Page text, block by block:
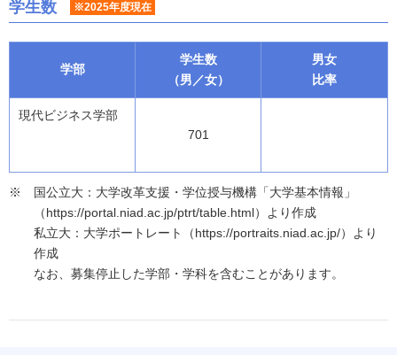
学生数 ※2025年度現在
学部
学生数
（男／女）
男女
比率
現代ビジネス学部
701
国公立大：大学改革支援・学位授与機構「大学基本情報」
（https://portal.niad.ac.jp/ptrt/table.html）より作成
私立大：大学ポートレート（https://portraits.niad.ac.jp/）より
作成
なお、募集停止した学部・学科を含むことがあります。